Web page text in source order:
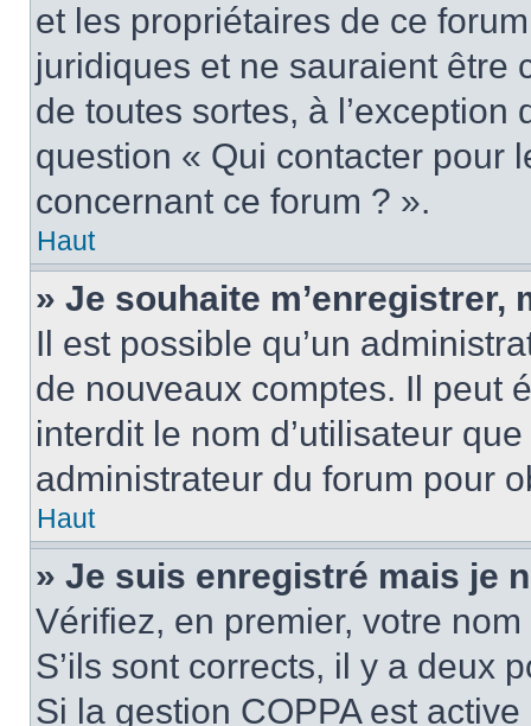
et les propriétaires de ce
juridiques et ne sauraient être
de toutes sortes, à
question « Qui contacter pour
concernant ce forum ? ».
Haut
» Je souhaite m’enregistrer,
Il est possible qu’un
de nouveaux comptes. Il peut
interdit le nom d’utilisateur
administrateur du forum pour
Haut
» Je suis enregistré mais je
Vérifiez, en premier, votre
S’ils sont corrects, il y a deux
Si la gestion COPPA est